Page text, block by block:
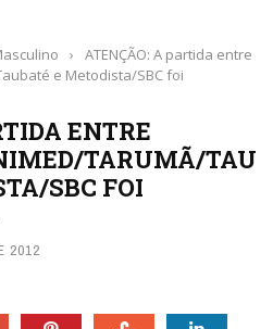
›
ATENÇÃO: A partida entre
e Metodista/SBC foi
ENTRE
TARUMÃ/TAU
SBC FOI
2012